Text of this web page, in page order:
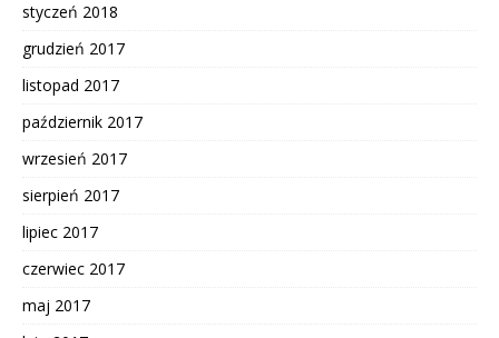
styczeń 2018
grudzień 2017
listopad 2017
październik 2017
wrzesień 2017
sierpień 2017
lipiec 2017
czerwiec 2017
maj 2017